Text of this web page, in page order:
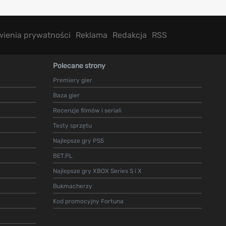
prywatności Reklama Redakcja RSS
Polecane strony
Premiery gier
Baza gier
Recenzje filmów i seriali
Testy sprzętu
Najlepsze gry PS5
BET.PL
Najlepsze gry XBOX Series S i X
Bukmacherzy
Kod promocyjny Fortuna